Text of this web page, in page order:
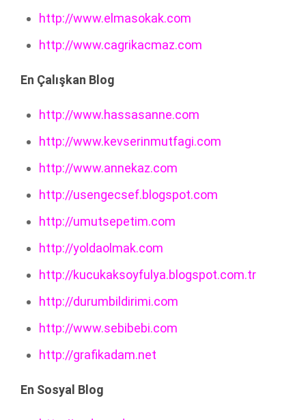
http://www.elmasokak.com
http://www.cagrikacmaz.com
En Çalışkan Blog
http://www.hassasanne.com
http://www.kevserinmutfagi.com
http://www.annekaz.com
http://usengecsef.blogspot.com
http://umutsepetim.com
http://yoldaolmak.com
http://kucukaksoyfulya.blogspot.com.tr
http://durumbildirimi.com
http://www.sebibebi.com
http://grafikadam.net
En Sosyal Blog